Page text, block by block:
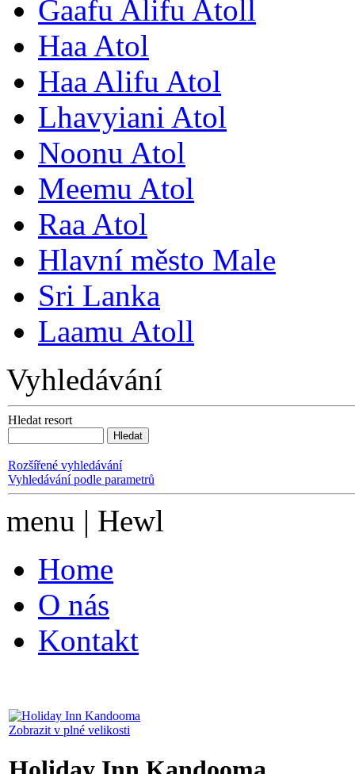
Gaafu Alifu Atoll
Haa Atol
Haa Alifu Atol
Lhavyiani Atol
Noonu Atol
Meemu Atol
Raa Atol
Hlavní město Male
Sri Lanka
Laamu Atoll
Vyhledávání
Hledat resort
Rozšířené vyhledávání
Vyhledávání podle parametrů
menu | Hewl
Home
O nás
Kontakt
Zobrazit v plné velikosti